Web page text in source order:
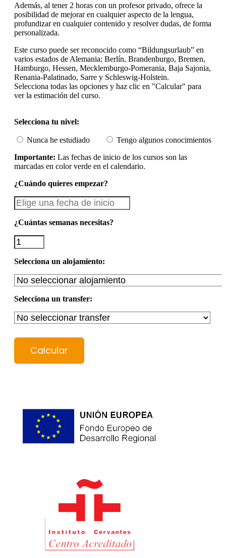
Además, al tener 2 horas con un profesor privado, ofrece la
posibilidad de mejorar en cualquier aspecto de la lengua,
profundizar en cualquier contenido y resolver dudas, de forma
personalizada.
Este curso puede ser reconocido como “Bildungsurlaub” en
varios estados de Alemania: Berlín, Brandenburgo, Bremen,
Hamburgo, Hessen, Mecklemburgo-Pomerania, Baja Sajonia,
Renania-Palatinado, Sarre y Schleswig-Holstein.
Selecciona todas las opciones y haz clic en "Calcular" para
ver la estimación del curso.
Selecciona tu nivel:
Nunca he estudiado
Tengo algunos conocimientos
Importante: Las fechas de inicio de los cursos son las
marcadas en color verde en el calendario.
¿Cuándo quieres empezar?
¿Cuántas semanas necesitas?
Selecciona un alojamiento:
Selecciona un transfer:
Calcular